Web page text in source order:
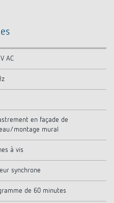
AC
en façade de
montage mural
à vis
synchrone
de 60 minutes